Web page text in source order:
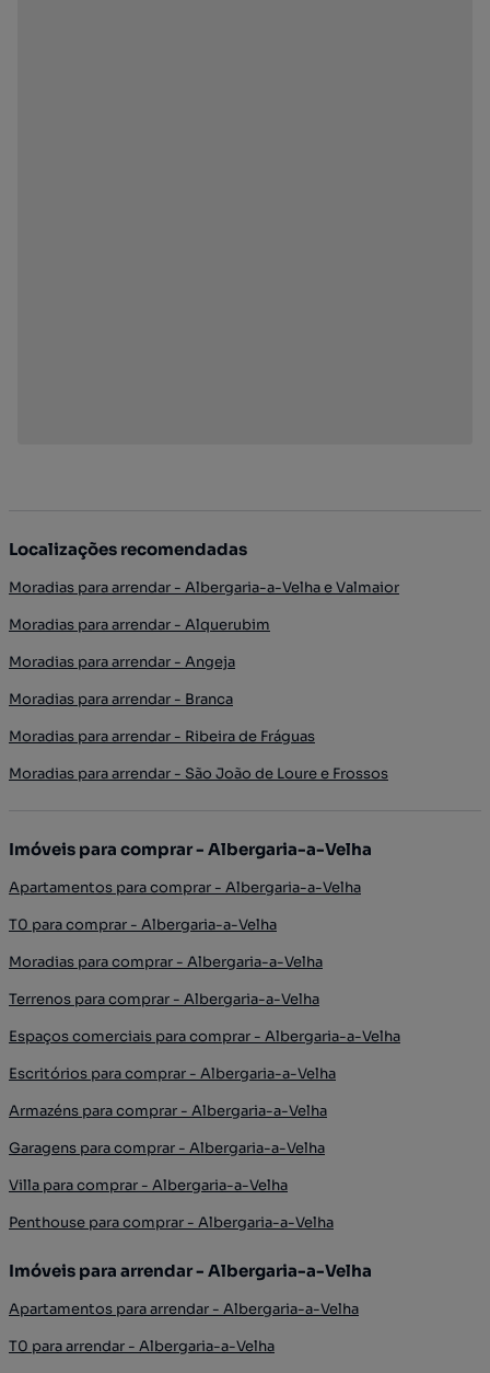
Localizações recomendadas
Moradias para arrendar - Albergaria-a-Velha e Valmaior
Moradias para arrendar - Alquerubim
Moradias para arrendar - Angeja
Moradias para arrendar - Branca
Moradias para arrendar - Ribeira de Fráguas
Moradias para arrendar - São João de Loure e Frossos
Imóveis para comprar - Albergaria-a-Velha
Apartamentos para comprar - Albergaria-a-Velha
T0 para comprar - Albergaria-a-Velha
Moradias para comprar - Albergaria-a-Velha
Terrenos para comprar - Albergaria-a-Velha
Espaços comerciais para comprar - Albergaria-a-Velha
Escritórios para comprar - Albergaria-a-Velha
Armazéns para comprar - Albergaria-a-Velha
Garagens para comprar - Albergaria-a-Velha
Villa para comprar - Albergaria-a-Velha
Penthouse para comprar - Albergaria-a-Velha
Imóveis para arrendar - Albergaria-a-Velha
Apartamentos para arrendar - Albergaria-a-Velha
T0 para arrendar - Albergaria-a-Velha